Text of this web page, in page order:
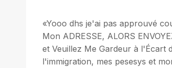
«Yooo dhs je'ai pas approuvé
Mon ADRESSE, ALORS
et Veuillez Me Gardeur à l'Écart
l'immigration, mes pesesys et